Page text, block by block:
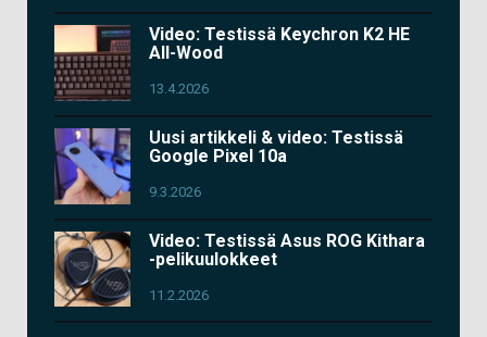
Video: Testissä Keychron K2 HE
All-Wood
13.4.2026
Uusi artikkeli & video: Testissä
Google Pixel 10a
9.3.2026
Video: Testissä Asus ROG Kithara
-pelikuulokkeet
11.2.2026